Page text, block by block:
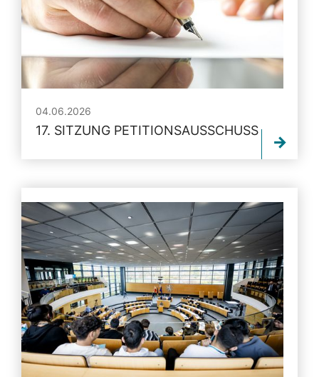
04.06.2026
17. SITZUNG PETITIONSAUSSCHUSS